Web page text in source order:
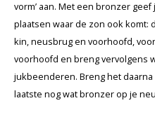
vorm’ aan. Met een bronzer geef
plaatsen waar de zon ook
kin, neusbrug en voorhoofd,
voorhoofd en breng vervolgens
jukbeenderen. Breng het
laatste nog wat bronzer op je